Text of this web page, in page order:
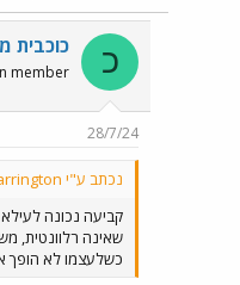
כ כוכבית
member
28/7/24
נכתב ע"י Harrington:
קביעה נכונה לעילא
שאינה רלוונטית,
כשלעצמו לא